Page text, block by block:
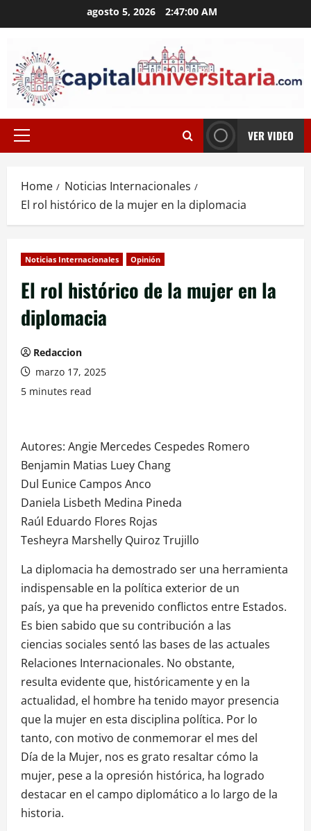
to
agosto 5, 2026 2:47:00 AM
Primary
VER VIDEO
Home
Noticias Internacionales
El rol histórico de la mujer en la diplomacia
Noticias Internacionales Opinión
El rol histórico de la mujer en la
diplomacia
Redaccion
marzo 17, 2025
5 minutes read
Autores: Angie Mercedes Cespedes Romero
Benjamin Matias Luey Chang
Dul Eunice Campos Anco
Daniela Lisbeth Medina Pineda
Raúl Eduardo Flores Rojas
Tesheyra Marshelly Quiroz Trujillo
La diplomacia ha demostrado ser una herramienta
indispensable en la política exterior de un
país, ya que ha prevenido conflictos entre Estados.
Es bien sabido que su contribución a las
ciencias sociales sentó las bases de las actuales
Relaciones Internacionales. No obstante,
resulta evidente que, históricamente y en la
actualidad, el hombre ha tenido mayor presencia
que la mujer en esta disciplina política. Por lo
tanto, con motivo de conmemorar el mes del
Día de la Mujer, nos es grato resaltar cómo la
mujer, pese a la opresión histórica, ha logrado
destacar en el campo diplomático a lo largo de la
historia.